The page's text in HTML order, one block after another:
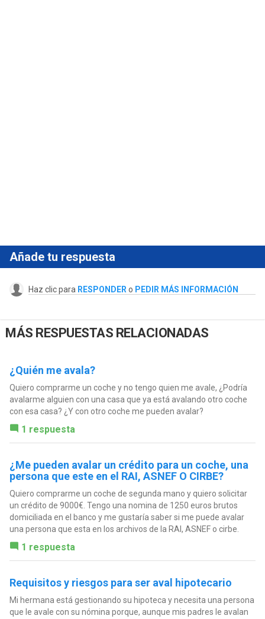
Añade tu respuesta
Haz clic para RESPONDER o PEDIR MÁS INFORMACIÓN
MÁS RESPUESTAS RELACIONADAS
¿Quién me avala?
Quiero comprarme un coche y no tengo quien me avale, ¿Podría
avalarme alguien con una casa que ya está avalando otro coche
con esa casa? ¿Y con otro coche me pueden avalar?
1 respuesta
¿Me pueden avalar un crédito para un coche, una
persona que este en el RAI, ASNEF O CIRBE?
Quiero comprarme un coche de segunda mano y quiero solicitar
un crédito de 9000€. Tengo una nomina de 1250 euros brutos
domiciliada en el banco y me gustaría saber si me puede avalar
una persona que esta en los archivos de la RAI, ASNEF o cirbe.
1 respuesta
Requisitos y riesgos para ser aval hipotecario
Mi hermana está gestionando su hipoteca y necesita una persona
que le avale con su nómina porque, aunque mis padres le avalan